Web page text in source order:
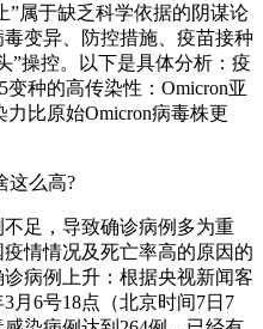
”属于缺乏科学依据的阴谋论
变异、防控措施、疫苗接种
”操控。以下是具体分析：疫
种的高传染性：Omicron亚
比原始Omicron病毒株更
这么高?
足，导致确诊病例多为重
情情况及死亡率高的原因的
病例上升：根据央视新闻客
月6号18点（北京时间7日7